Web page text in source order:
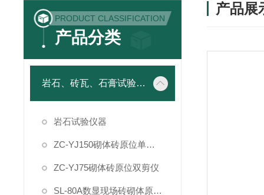
PRODUCT CLASSIFICATION
产品分类
岩石、砖瓦、石膏试验仪器
岩石试验仪器
ZC-YJ150砌体砖原位单剪仪
ZC-YJ75砌体砖原位双剪仪
SL-80A数显现场砖砌体原位压力机
产品展